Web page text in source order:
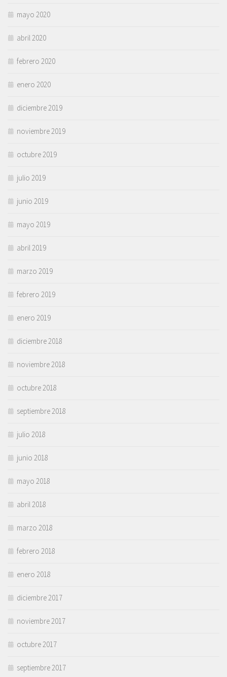
mayo 2020
abril 2020
febrero 2020
enero 2020
diciembre 2019
noviembre 2019
octubre 2019
julio 2019
junio 2019
mayo 2019
abril 2019
marzo 2019
febrero 2019
enero 2019
diciembre 2018
noviembre 2018
octubre 2018
septiembre 2018
julio 2018
junio 2018
mayo 2018
abril 2018
marzo 2018
febrero 2018
enero 2018
diciembre 2017
noviembre 2017
octubre 2017
septiembre 2017